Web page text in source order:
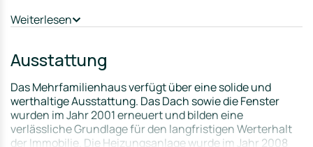
EG links: Vermietbar zu vergleichbaren Konditionen
(Mietgarantie durch ET)
-> Monatliche Soll-Miete Bestand: ca. 1.980 €
-> Jahresnettokaltmiete Bestand: ca. 23.760 €
Rendite Bestand (ohne Ausbau)
Bruttorendite: ca. 7,1 – 7,5 %
Kaufpreisfaktor: ca. 13,7
Weiterlesen
Ausstattung
Das Mehrfamilienhaus verfügt über eine solide und
werthaltige Ausstattung. Das Dach sowie die Fenster
wurden im Jahr 2001 erneuert und bilden eine
verlässliche Grundlage für den langfristigen Werterhalt
der Immobilie. Die Heizungsanlage wurde im Jahr 2008